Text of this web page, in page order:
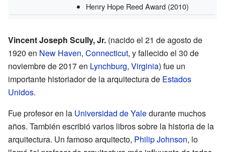
Henry Hope Reed Award (2010)
Vincent Joseph Scully, Jr. (nacido el 21 de agosto de
1920 en New Haven, Connecticut, y fallecido el 30 de
noviembre de 2017 en Lynchburg, Virginia) fue un
importante historiador de la arquitectura de Estados
Unidos.
Fue profesor en la Universidad de Yaledurante muchos
años. También escribió varios libros sobre la historia de la
arquitectura. Un famoso arquitecto, Philip Johnson, lo